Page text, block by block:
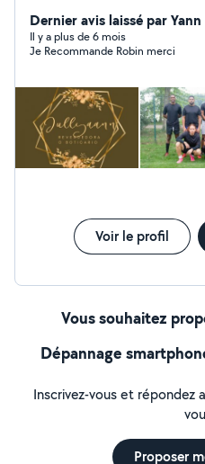
Photographie, désign
internet ..) -Markéting
Sport : dans le foot ou le
avez besoin d'aide pour de
les promener ce sera avec
services.
Dernier avis laissé par
Il y a plus de 6 mois
Je Recommande Robin merci
Voir le profil
Vous souhaitez
Dépannage
Inscrivez-vous et répondez
Proposer